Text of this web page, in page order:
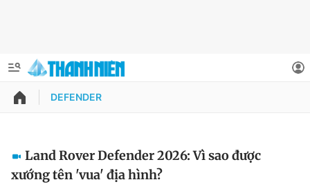
QUẢNG CÁO
Thông tin tài khoản
Đổi mật khẩu
DEFENDER
Land Rover Defender 2026: Vì sao được
xướng tên 'vua' địa hình?